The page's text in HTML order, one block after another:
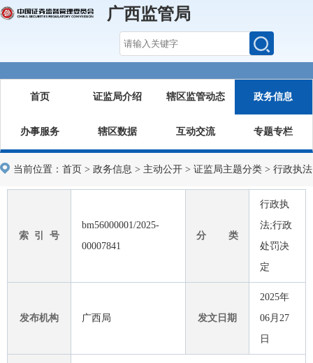
广西监管局
首页 证监局介绍 辖区监管动态 政务信息
办事服务 辖区数据 互动交流 专题专栏
当前位置： 首页 > 政务信息 > 主动公开 > 证监局主题分类 > 行政执法
索 引 号
bm56000001/2025-
00007841
分 类
行政执
法;行政
处罚决
定
发布机构 广西局 发文日期
2025年
06月27
日